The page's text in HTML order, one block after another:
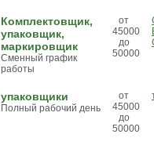
Комплектовщик,
упаковщик,
маркировщик
Сменный график
работы
от
45000
до
50000
упаковщики
Полный рабочий день
от
45000
до
50000